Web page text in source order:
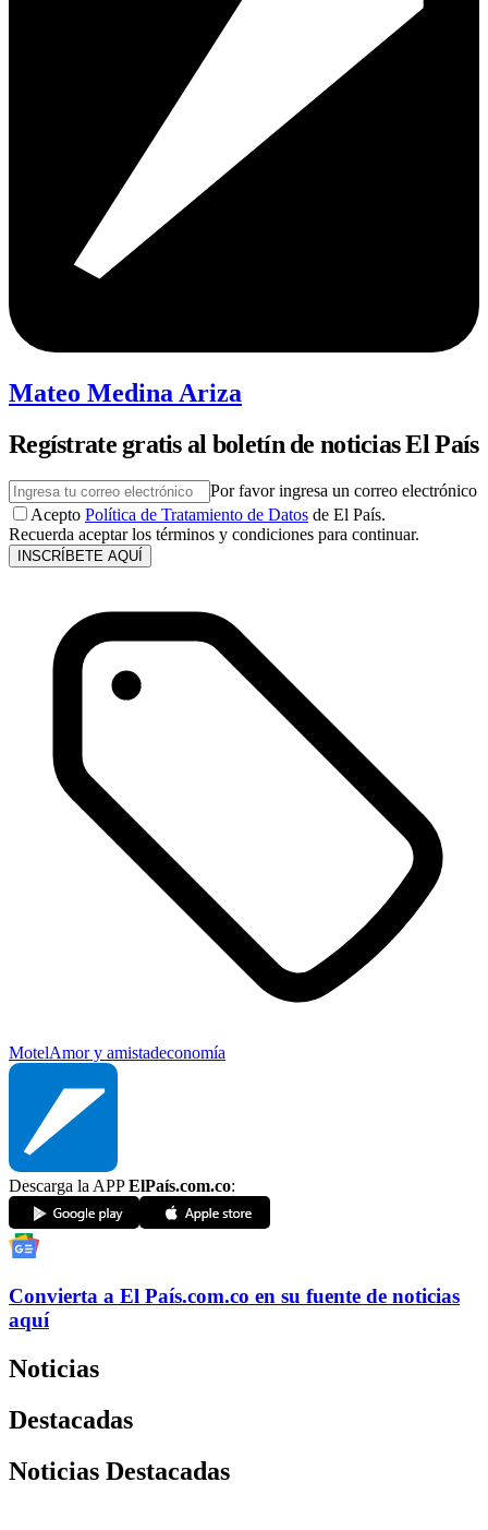
Mateo Medina Ariza
Regístrate gratis al boletín de noticias El País
Por favor ingresa un correo electrónico
Acepto Política de Tratamiento de Datos de El País.
Recuerda aceptar los términos y condiciones para continuar.
INSCRÍBETE AQUÍ
MotelAmor y amistadeconomía
Descarga la APPElPaís.com.co:
Convierta a El País.com.co en su fuente de noticias
aquí
Noticias
Destacadas
Noticias Destacadas